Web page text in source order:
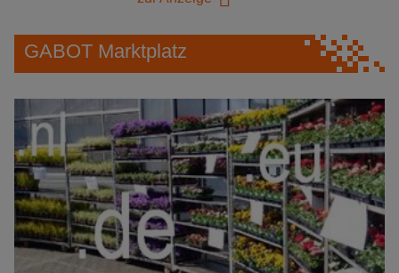
GABOT Marktplatz